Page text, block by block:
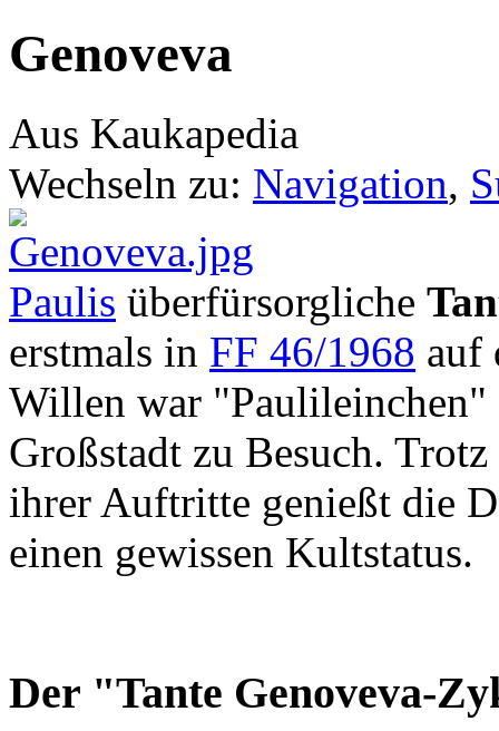
Genoveva
Aus Kaukapedia
Wechseln zu: Navigation,
Paulis überfürsorgliche
erstmals in FF 46/1968 auf
Willen war
Großstadt zu Besuch.
ihrer Auftritte genießt die
einen gewissen Kultstatus.
Der "Tante Genoveva-